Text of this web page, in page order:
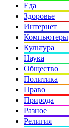
Еда
Здоровье
Интернет
Компьютеры
Культура
Наука
Общество
Политика
Право
Природа
Разное
Религия